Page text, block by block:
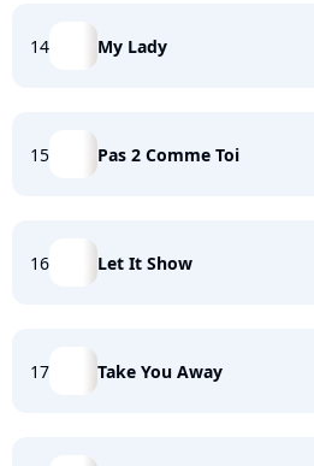
14 My Lady
15 Pas 2 Comme Toi
16 Let It Show
17 Take You Away